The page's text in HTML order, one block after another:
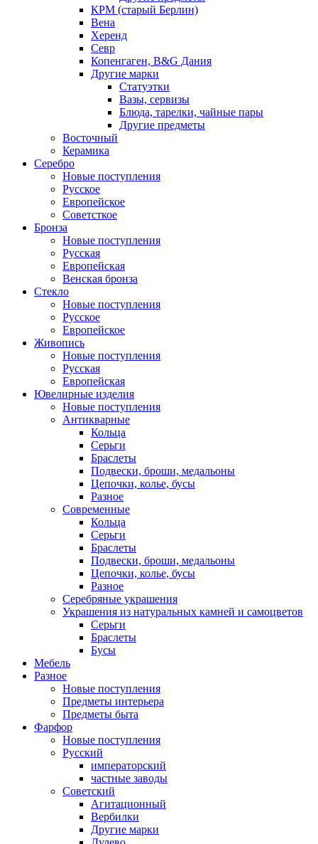
КРМ (старый Берлин)
Вена
Херенд
Севр
Копенгаген, B&G Дания
Другие марки
Статуэтки
Вазы, сервизы
Блюда, тарелки, чайные пары
Другие предметы
Восточный
Керамика
Серебро
Новые поступления
Русское
Европейское
Советсткое
Бронза
Новые поступления
Русская
Европейская
Венская бронза
Стекло
Новые поступления
Русское
Европейское
Живопись
Новые поступления
Русская
Европейская
Ювелирные изделия
Новые поступления
Антикварные
Кольца
Серьги
Браслеты
Подвески, броши, медальоны
Цепочки, колье, бусы
Разное
Современные
Кольца
Серьги
Браслеты
Подвески, броши, медальоны
Цепочки, колье, бусы
Разное
Серебряные украшения
Украшения из натуральных камней и самоцветов
Серьги
Браслеты
Бусы
Мебель
Разное
Новые поступления
Предметы интерьера
Предметы быта
Фарфор
Новые поступления
Русский
императорский
частные заводы
Советский
Агитационный
Вербилки
Другие марки